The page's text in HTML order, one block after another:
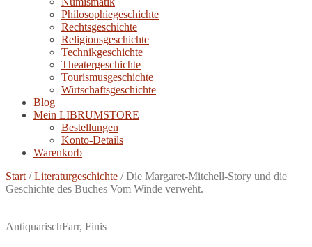
Philosophiegeschichte
Rechtsgeschichte
Religionsgeschichte
Technikgeschichte
Theatergeschichte
Tourismusgeschichte
Wirtschaftsgeschichte
Blog
Mein LIBRUMSTORE
Bestellungen
Konto-Details
Warenkorb
Start /Literaturgeschichte /Die Margaret-Mitchell-Story und die
Geschichte des Buches Vom Winde verweht.
AntiquarischFarr, Finis